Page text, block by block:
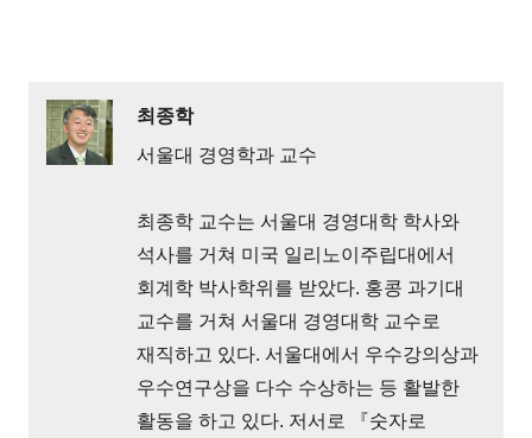
최종학
서울대 경영학과 교수
최종학 교수는 서울대 경영대학 학사와
석사를 거쳐 미국 일리노이주립대에서
회계학 박사학위를 받았다. 홍콩 과기대
교수를 거쳐 서울대 경영대학 교수로
재직하고 있다. 서울대에서 우수강의상과
우수연구상을 다수 수상하는 등 활발한
활동을 하고 있다. 저서로 『숫자로